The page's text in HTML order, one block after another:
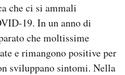
che ci si ammali
19. In un anno di
che moltissime
e rimangono positive per
sviluppano sintomi. Nella